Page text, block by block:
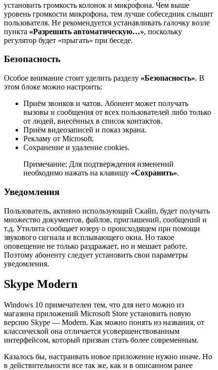
установить громкость колонок и микрофона. Чем выше
уровень громкости микрофона, тем лучше собеседник слышит
пользователя. Не рекомендуется устанавливать галочку возле
пункта «Разрешить автоматическую…», поскольку
регулятор будет «прыгать» при беседе.
Безопасность
Особое внимание стоит уделить разделу «Безопасность». В
этом блоке можно настроить:
Приём звонков и чатов. Абонент может получать
вызовы и сообщения от всех пользователей либо только
от людей, внесённых в список контактов.
Приём видеозаписей и показ экрана.
Рекламу от Microsoft.
Сохранение и удаление cookies.
Примечание: Для подтверждения изменений
необходимо нажать на клавишу «Сохранить».
Уведомления
Пользователь, активно использующий Скайп, будет получать
множество документов, файлов, приглашений, сообщений и
т.д. Утилита сообщает юзеру о происходящем при помощи
звукового сигнала и всплывающего окна. Но такое
оповещение не только раздражает, но и мешает работе.
Поэтому абоненту следует установить свои параметры
уведомления.
Skype Modern
Windows 10 примечателен тем, что для него можно из
магазина приложений Microsoft Store установить новую
версию Skype — Modern. Как можно понять из названия, от
классической она отличается усовершенствованным
интерфейсом, который призван стать более современным.
Казалось бы, настраивать новое приложение нужно иначе. Но
в действительности все так же, как и в описанном ранее